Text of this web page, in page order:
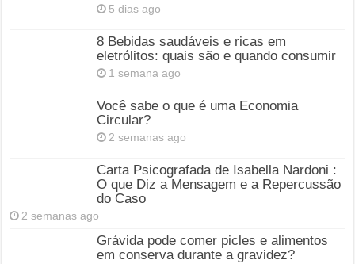
5 dias ago
8 Bebidas saudáveis e ricas em
eletrólitos: quais são e quando consumir
1 semana ago
Você sabe o que é uma Economia
Circular?
2 semanas ago
Carta Psicografada de Isabella Nardoni :
O que Diz a Mensagem e a Repercussão
do Caso
2 semanas ago
Grávida pode comer picles e alimentos
em conserva durante a gravidez?